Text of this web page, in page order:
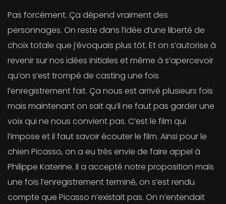
Pas forcément. Ça dépend vraiment des
personnages. On reste dans l’idée d’une liberté de
choix totale que j’évoquais plus tôt. Et on s’autorise à
revenir sur nos idées initiales et même à s’apercevoir
qu’on s’est trompé de casting une fois
l’enregistrement fait. Ça nous est arrivé plusieurs fois
mais maintenant on sait qu’il ne faut pas garder une
voix qui ne nous convient pas. C’est le film qui
l’impose et il faut savoir écouter le film. Ainsi pour le
chien Picasso, on a eu très envie de faire appel à
Philippe Katerine. Il a accepté notre proposition mais
une fois l’enregistrement terminé, on s’est rendu
compte que Picasso n’existait pas. On n’entendait